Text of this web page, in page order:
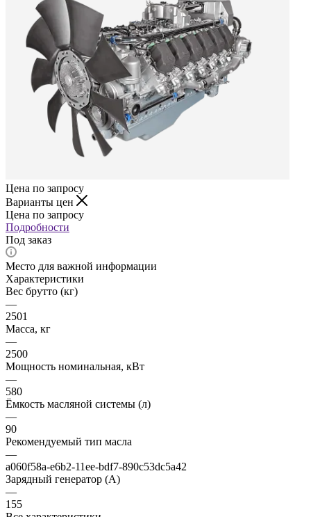
Цена по запросу
Варианты цен
Цена по запросу
Подробности
Под заказ
Место для важной информации
Характеристики
Вес брутто (кг)
—
2501
Масса, кг
—
2500
Мощность номинальная, кВт
—
580
Ёмкость масляной системы (л)
—
90
Рекомендуемый тип масла
—
a060f58a-e6b2-11ee-bdf7-890c53dc5a42
Зарядный генератор (А)
—
155